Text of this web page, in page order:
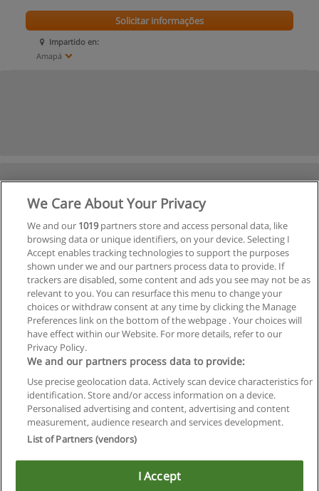
Impartido en:
Amapá
Solicitar informações
Regras de uso
Privacidade de dados
Copyright © Educaedu Business S.L. - CIF : B-95610580: -
We Care About Your Privacy
We and our 1019partners store and access personal data, like
browsing data or unique identifiers, on your device. Selecting I
Accept enables tracking technologies to support the purposes
shown under we and our partners process data to provide. If
trackers are disabled, some content and ads you see may not be as
relevant to you. You can resurface this menu to change your
choices or withdraw consent at any time by clicking the Manage
Preferences link on the bottom of the webpage . Your choices will
have effect within our Website. For more details, refer to our
Privacy Policy.
We and our partners process data to provide:
Use precise geolocation data. Actively scan device characteristics for
identification. Store and/or access information on a device.
Personalised advertising and content, advertising and content
measurement, audience research and services development.
List of Partners (vendors)
I Accept